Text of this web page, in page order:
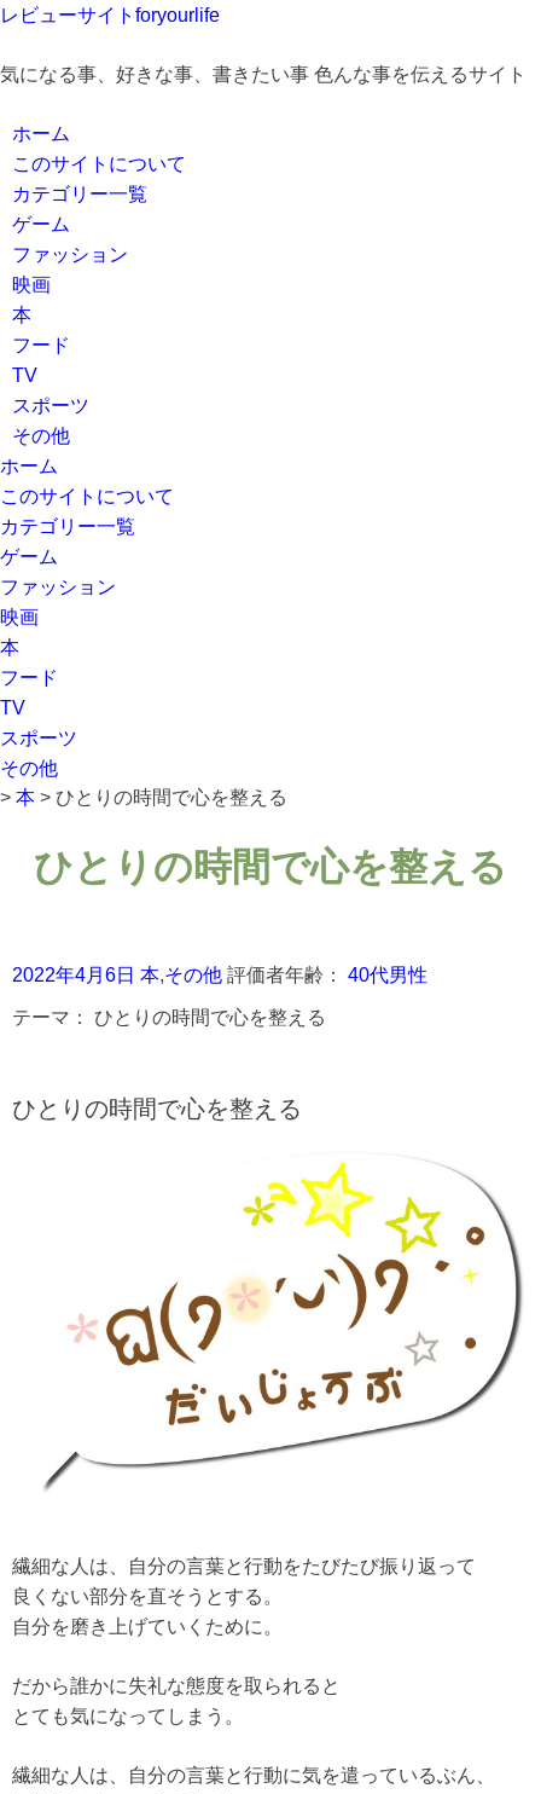
レビューサイトforyourlife
気になる事、好きな事、書きたい事 色んな事を伝えるサイト
ホーム
このサイトについて
カテゴリー一覧
ゲーム
ファッション
映画
本
フード
TV
スポーツ
その他
ホーム
このサイトについて
カテゴリー一覧
ゲーム
ファッション
映画
本
フード
TV
スポーツ
その他
> 本 > ひとりの時間で心を整える
ひとりの時間で心を整える
2022年4月6日 本,その他 評価者年齢： 40代男性
テーマ： ひとりの時間で心を整える
ひとりの時間で心を整える
繊細な人は、自分の言葉と行動をたびたび振り返って
良くない部分を直そうとする。
自分を磨き上げていくために。
だから誰かに失礼な態度を取られると
とても気になってしまう。
繊細な人は、自分の言葉と行動に気を遣っているぶん、